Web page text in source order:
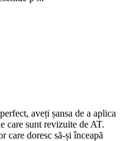
aveți șansa de a aplica
care sunt revizuite de AT.
care doresc să-și înceapă